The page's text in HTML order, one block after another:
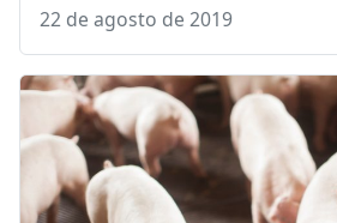
22 de agosto de 2019